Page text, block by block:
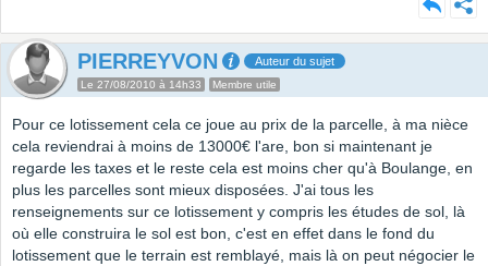
PIERREYVON Auteur du sujet
Le 27/08/2010 à 14h33 Membre utile
Pour ce lotissement cela ce joue au prix de la parcelle, à ma nièce
cela reviendrai à moins de 13000€ l'are, bon si maintenant je
regarde les taxes et le reste cela est moins cher qu'à Boulange, en
plus les parcelles sont mieux disposées. J'ai tous les
renseignements sur ce lotissement y compris les études de sol, là
où elle construira le sol est bon, c'est en effet dans le fond du
lotissement que le terrain est remblayé, mais là on peut négocier le